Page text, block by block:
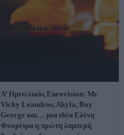
Α’ Ημιτελικός Eurovision: Με
Vicky Leandros, Akyla, Boy
George και… μια ιδέα Ελένη
Φουρέιρα η πρώτη λαμπερή